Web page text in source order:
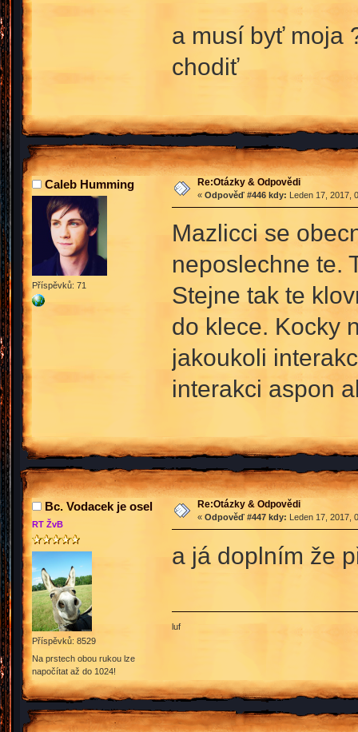
a musí byť moja
chodiť
Caleb Humming
Příspěvků: 71
Re:Otázky & Odpovědi
« Odpověď #446 kdy: Leden 17, 2017,
Mazlicci se
neposlechne te.
Stejne tak te
do klece. Kocky
jakoukoli
interakci aspon
Bc. Vodacek je osel
RT ŽvB
Příspěvků: 8529
Na prstech obou rukou lze
napočítat až do 1024!
Re:Otázky & Odpovědi
« Odpověď #447 kdy: Leden 17, 2017,
a já doplním že
luf